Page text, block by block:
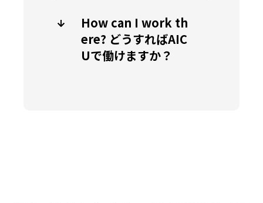
How can I work th
ere? どうすればAIC
Uで働けますか？